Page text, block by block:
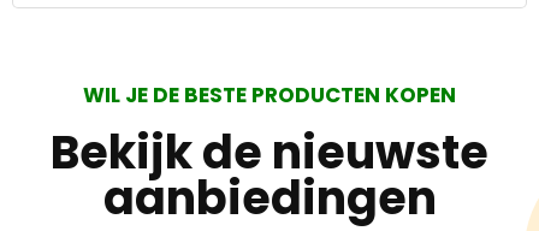
WIL JE DE BESTE PRODUCTEN KOPEN
Bekijk de nieuwste
aanbiedingen